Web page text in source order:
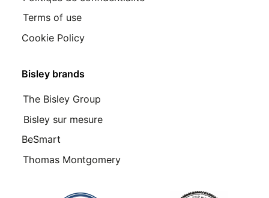
Bisley brands
The Bisley Group
Bisley sur mesure
BeSmart
Thomas Montgomery
Terms of use
Cookie Policy